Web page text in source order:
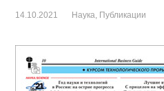
14.10.2021 Наука Публикации